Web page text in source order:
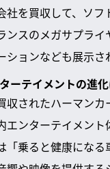
社を買収して、ソフ
ンスのメガサプラ
ションなども展示さ
ーテイメントの進
収されたハーマン
エンターテイメント
「乗ると健康にな